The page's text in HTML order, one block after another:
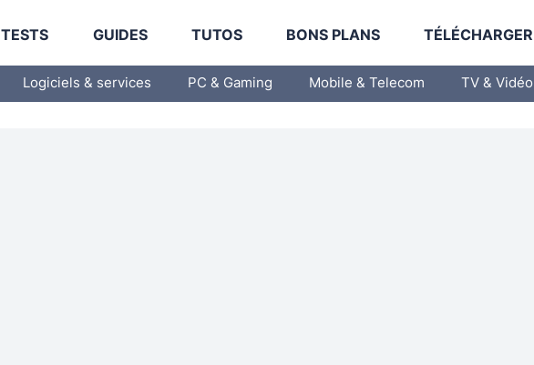
TESTS GUIDES TUTOS BONS PLANS TÉLÉCHARGER
Logiciels & services PC & Gaming Mobile & Telecom TV & Vidéo